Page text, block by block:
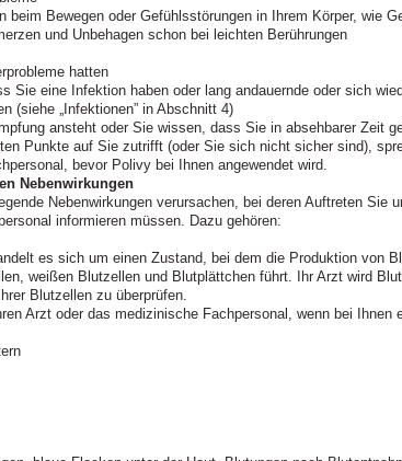
beim Bewegen oder Gefühlsstörungen in Ihrem Körper, wie
und Unbehagen schon bei leichten Berührungen
hatten
Sie eine Infektion haben oder lang andauernde oder sich
(siehe „Infektionen” in Abschnitt 4)
ansteht oder Sie wissen, dass Sie in absehbarer Zeit
Punkte auf Sie zutrifft (oder Sie sich nicht sicher sind),
bevor Polivy bei Ihnen angewendet wird.
Nebenwirkungen
Nebenwirkungen verursachen, bei deren Auftreten Sie
informieren müssen. Dazu gehören:
es sich um einen Zustand, bei dem die Produktion von
weißen Blutzellen und Blutplättchen führt. Ihr Arzt wird
Blutzellen zu überprüfen.
Arzt oder das medizinische Fachpersonal, wenn bei Ihnen